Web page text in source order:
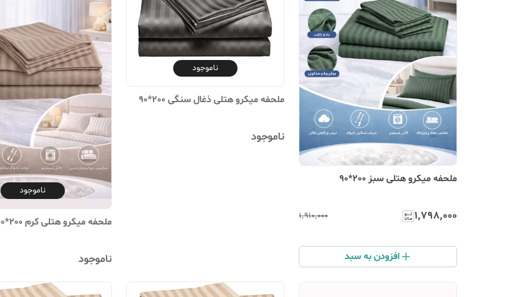
ملحفه میکرو هتلی سبز 200*90
۱٬۷۹۸٬۰۰۰ ۱٬۹۱۰٬۰۰۰
افزودن به سبد
ناموجود
ملحفه میکرو هتلی ذغال سنگی 200*90
ناموجود
ناموجود
ملحفه میکرو هتلی کرم 200*90
ناموجود